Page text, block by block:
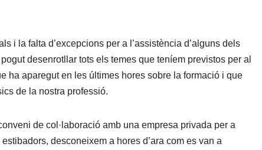
i la falta d’excepcions per a l’assistència d’alguns dels
desenrotllar tots els temes que teníem previstos per al
ha aparegut en les últimes hores sobre la formació i que
de la nostra professió.
de col·laboració amb una empresa privada per a
desconeixem a hores d’ara com es van a